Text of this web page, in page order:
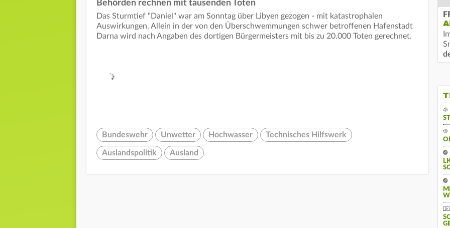
Behörden rechnen mit tausenden Toten
Das Sturmtief "Daniel" war am Sonntag über Libyen gezogen - mit katastrophalen
Auswirkungen. Allein in der von den Überschwemmungen schwer betroffenen Hafenstadt
Darna wird nach Angaben des dortigen Bürgermeisters mit bis zu 20.000 Toten gerechnet.
Bundeswehr Unwetter Hochwasser Technisches Hilfswerk
Auslandspolitik Ausland